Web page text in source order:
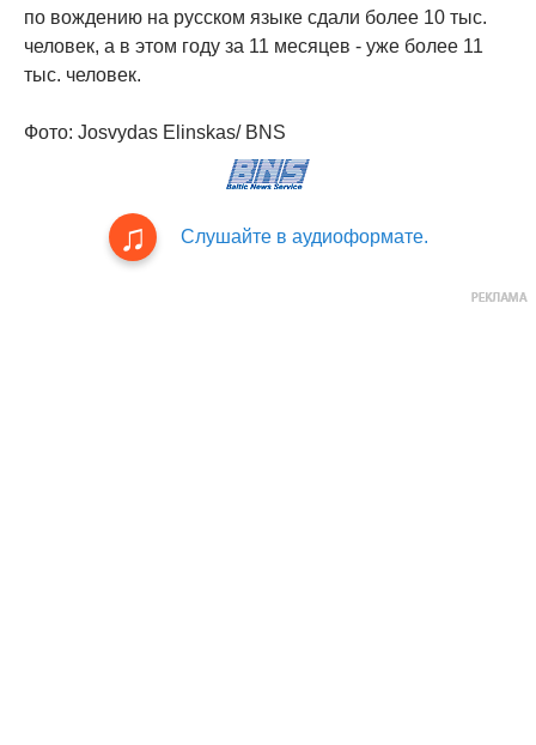
по вождению на русском языке сдали более 10 тыс.
человек, а в этом году за 11 месяцев - уже более 11
тыс. человек.
Фото: Josvydas Elinskas/ BNS
Слушайте в аудиоформате.